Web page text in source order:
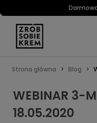
Strona główna Blog
WEBINAR 3-
18.05.2020